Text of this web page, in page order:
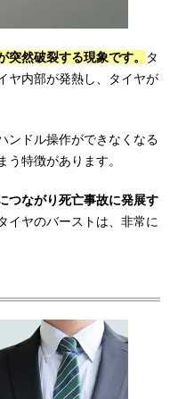
然破裂する現象です。
タ
ヤ内部が発熱し、タイヤが
ンドル操作ができなくなる
特徴があります。
つながり死亡事故に発展す
イヤのバーストは、非常に